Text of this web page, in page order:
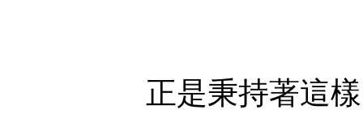
正是秉持著這樣